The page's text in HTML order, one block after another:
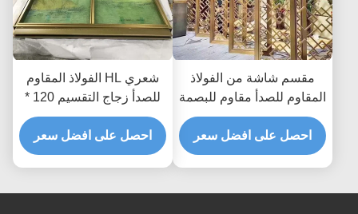
مقسم شاشة من الفولاذ
المقاوم للصدأ مقاوم للبصمة
بالليزر مقطوع بالليزر مقسم
غرفة من المعدن الذهبي
AISI JIS
احصل على افضل سعر
شعري HL الفولاذ المقاوم
للصدأ زجاج التقسيم 120 *
300 سم ألواح الزينة
المعدنية الصفائح
احصل على افضل سعر